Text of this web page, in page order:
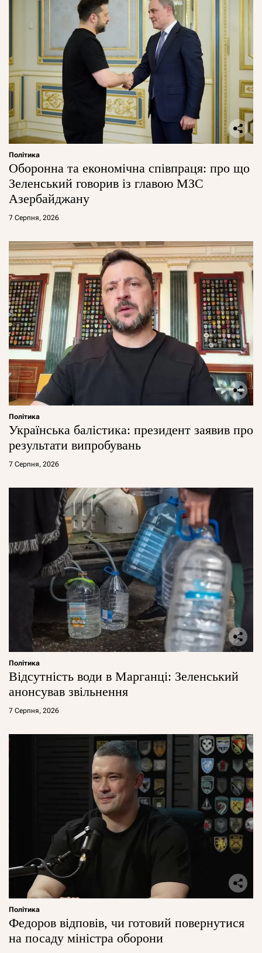
Політика
Оборонна та економічна співпраця: про що
Зеленський говорив із главою МЗС
Азербайджану
7 Серпня, 2026
Політика
Українська балістика: президент заявив про
результати випробувань
7 Серпня, 2026
Політика
Відсутність води в Марганці: Зеленський
анонсував звільнення
7 Серпня, 2026
Політика
Федоров відповів, чи готовий повернутися
на посаду міністра оборони